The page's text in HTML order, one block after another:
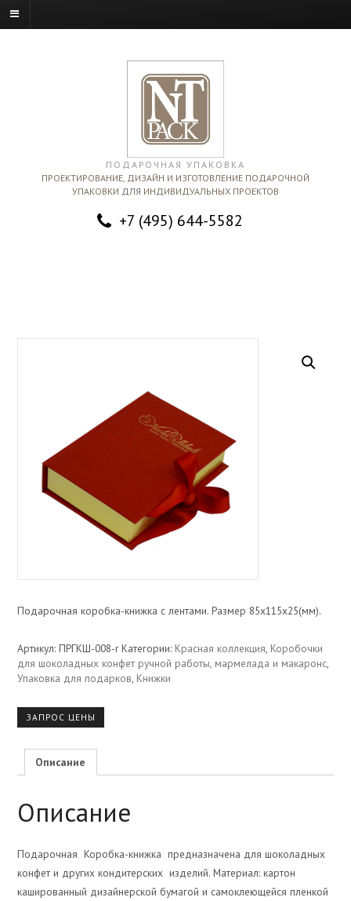
ПОДАРОЧНАЯ УПАКОВКА
ПРОЕКТИРОВАНИЕ, ДИЗАЙН И ИЗГОТОВЛЕНИЕ ПОДАРОЧНОЙ
УПАКОВКИ ДЛЯ ИНДИВИДУАЛЬНЫХ ПРОЕКТОВ
+7 (495) 644-5582
Подарочная коробка-книжка c лентами. Размер 85х115х25(мм).
Артикул: ПРГКШ-008-r Категории: Красная коллекция, Коробочки
для шоколадных конфет ручной работы, мармелада и макаронс,
Упаковка для подарков, Книжки
ЗАПРОС ЦЕНЫ
Описание
Описание
Подарочная Коробка-книжка предназначена для шоколадных
конфет и других кондитерских изделий. Материал: картон
кашированный дизайнерской бумагой и самоклеющейся пленкой